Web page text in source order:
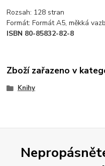
Rozsah: 128 stran
Formát: Formát A5, měkká
ISBN 80-85832-82-8
Zboží zařazeno v
Knihy